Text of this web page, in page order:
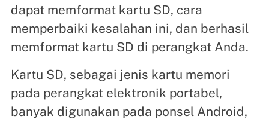
dapat memformat kartu SD, cara
memperbaiki kesalahan ini, dan berhasil
memformat kartu SD di perangkat Anda.
Kartu SD, sebagai jenis kartu memori
pada perangkat elektronik portabel,
banyak digunakan pada ponsel Android,